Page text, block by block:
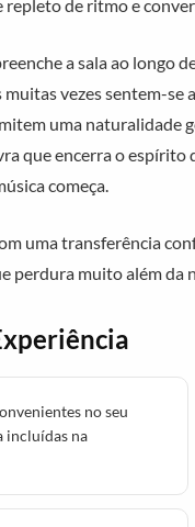
de ritmo e
a sala ao longo
vezes sentem-se
uma naturalidade
que encerra o
começa.
uma transferência
perdura muito além da
no seu
incluídas na